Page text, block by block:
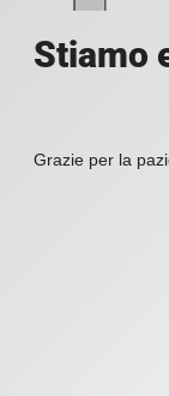
Stiamo
Grazie per la